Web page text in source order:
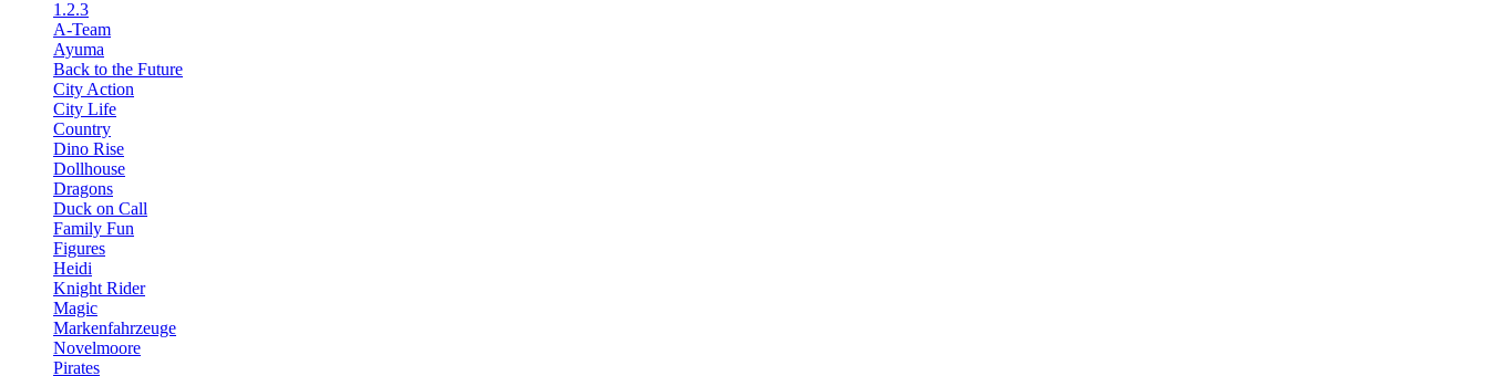
1.2.3
A-Team
Ayuma
Back to the Future
City Action
City Life
Country
Dino Rise
Dollhouse
Dragons
Duck on Call
Family Fun
Figures
Heidi
Knight Rider
Magic
Markenfahrzeuge
Novelmoore
Pirates